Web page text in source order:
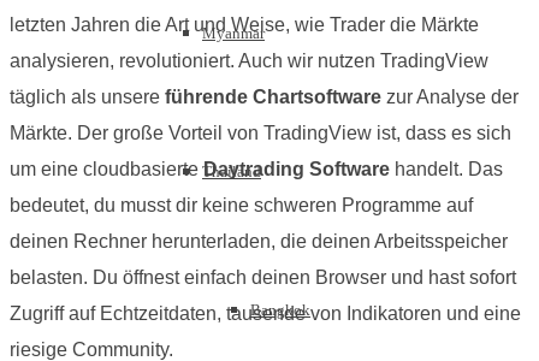
Myanmar
Thailand
Bangkok
letzten Jahren die Art und Weise, wie Trader die Märkte
analysieren, revolutioniert. Auch wir nutzen TradingView
täglich als unsere führende Chartsoftware zur Analyse der
Märkte. Der große Vorteil von TradingView ist, dass es sich
um eine cloudbasierteDaytrading Software handelt. Das
bedeutet, du musst dir keine schweren Programme auf
deinen Rechner herunterladen, die deinen Arbeitsspeicher
belasten. Du öffnest einfach deinen Browser und hast sofort
Zugriff auf Echtzeitdaten, tausende von Indikatoren und eine
riesige Community.